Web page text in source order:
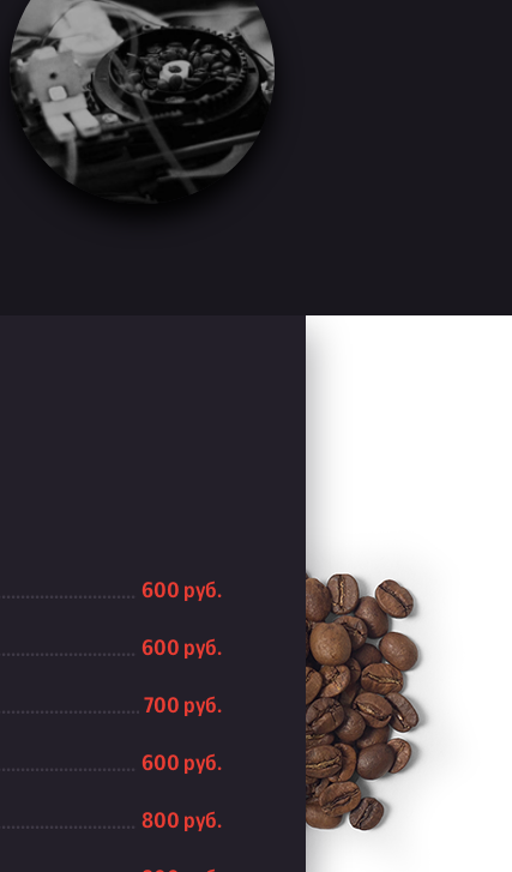
600 руб.
600 руб.
700 руб.
600 руб.
800 руб.